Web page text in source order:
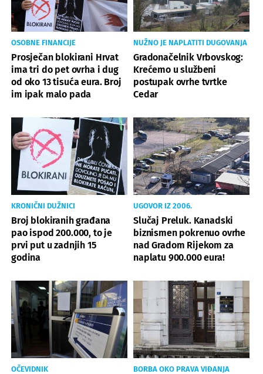
OSOBNE FINANCIJE
Prosječan blokirani Hrvat
ima tri do pet ovrha i dug
od oko 13 tisuća eura. Broj
im ipak malo pada
NUŽNO JE NAPLATITI DUGOVANJA
Gradonačelnik Vrbovskog:
Krećemo u službeni
postupak ovrhe tvrtke
Cedar
KRONIČNI DUŽNICI
Broj blokiranih građana
pao ispod 200.000, to je
prvi put u zadnjih 15
godina
UGOVOR IZ 2006.
Slučaj Preluk. Kanadski
biznismen pokrenuo ovrhe
nad Gradom Rijekom za
naplatu 900.000 eura!
OČEVIDNIK
BORBA OKO PRAVA VIĐANJA